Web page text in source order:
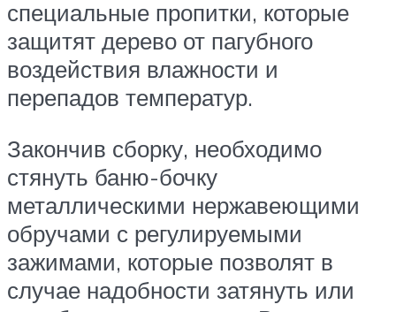
специальные пропитки, которые
защитят дерево от пагубного
воздействия влажности и
перепадов температур.
Закончив сборку, необходимо
стянуть баню-бочку
металлическими нержавеющими
обручами с регулируемыми
зажимами, которые позволят в
случае надобности затянуть или